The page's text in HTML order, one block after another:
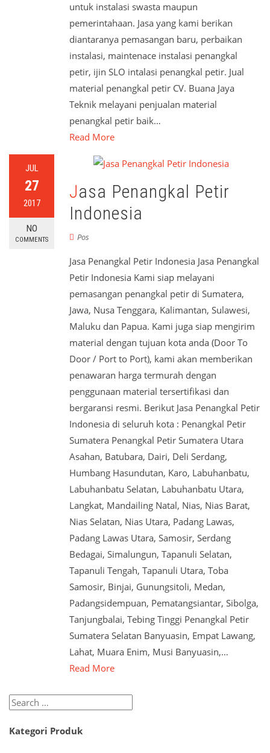
untuk instalasi swasta maupun
pemerintahaan. Jasa yang kami berikan
diantaranya pemasangan baru, perbaikan
instalasi, maintenace instalasi penangkal
petir, ijin SLO intalasi penangkal petir. Jual
material penangkal petir CV. Buana Jaya
Teknik melayani penjualan material
penangkal petir baik…
Read More
JUL
27
2017
NO
COMMENTS
Jasa Penangkal Petir
Indonesia
Pos
Jasa Penangkal Petir Indonesia Jasa Penangkal
Petir Indonesia Kami siap melayani
pemasangan penangkal petir di Sumatera,
Jawa, Nusa Tenggara, Kalimantan, Sulawesi,
Maluku dan Papua. Kami juga siap mengirim
material dengan tujuan kota anda (Door To
Door / Port to Port), kami akan memberikan
penawaran harga termurah dengan
penggunaan material tersertifikasi dan
bergaransi resmi. Berikut Jasa Penangkal Petir
Indonesia di seluruh kota : Penangkal Petir
Sumatera Penangkal Petir Sumatera Utara
Asahan, Batubara, Dairi, Deli Serdang,
Humbang Hasundutan, Karo, Labuhanbatu,
Labuhanbatu Selatan, Labuhanbatu Utara,
Langkat, Mandailing Natal, Nias, Nias Barat,
Nias Selatan, Nias Utara, Padang Lawas,
Padang Lawas Utara, Samosir, Serdang
Bedagai, Simalungun, Tapanuli Selatan,
Tapanuli Tengah, Tapanuli Utara, Toba
Samosir, Binjai, Gunungsitoli, Medan,
Padangsidempuan, Pematangsiantar, Sibolga,
Tanjungbalai, Tebing Tinggi Penangkal Petir
Sumatera Selatan Banyuasin, Empat Lawang,
Lahat, Muara Enim, Musi Banyuasin,…
Read More
Search
Kategori Produk